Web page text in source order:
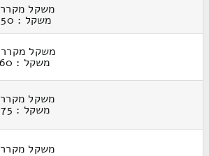
משקל מקרר 300 ליטר
משקל : 50 – 60 קילו
משקל מקרר 400 ליטר
משקל : 60 – 75 קילו
משקל מקרר 500 ליטר
משקל : 75 – 90 קילו
משקל מקרר 600 ליטר